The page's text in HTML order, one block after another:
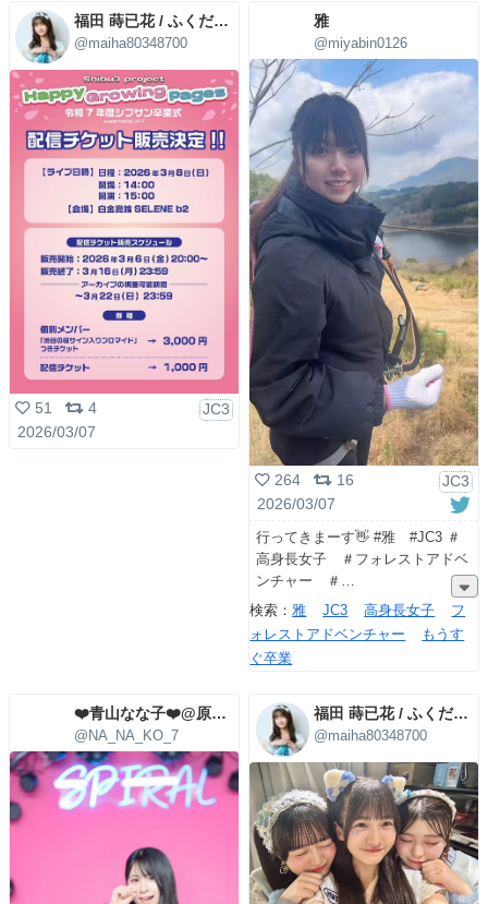
福田 蒔已花 / ふくだまいは
@maiha80348700
51 4
JC3
2026/03/07
雅
@miyabin0126
264 16
JC3
2026/03/07
行ってきまーす👋 #雅 #JC3 ＃
高身長女子 ＃フォレストアドベ
ンチャー ＃
検索： 雅 JC3 高身長女子
フ
ォレストアドベンチャー
もうす
ぐ卒業
❤️青山なな子❤️@原宿学園
@NA_NA_KO_7
福田 蒔已花 / ふくだまいは
@maiha80348700